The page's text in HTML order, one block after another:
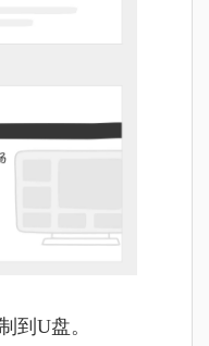
到U盘。